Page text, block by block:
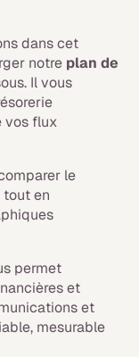
dans cet
notre plan de
Il vous
vos flux
le
tout en
permet
et
et
mesurable